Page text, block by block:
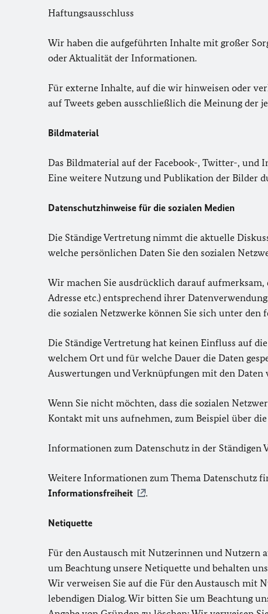
Haftungsausschluss
Wir haben die aufgeführten Inhalte mit großer
oder Aktualität der Informationen.
Für externe Inhalte, auf die wir hinweisen oder
auf Tweets geben ausschließlich die Meinung
Bildmaterial
Das Bildmaterial auf der Facebook-, Twitter-, und
Eine weitere Nutzung und Publikation der Bilder
Datenschutzhinweise für die sozialen Medien
Die Ständige Vertretung nimmt die aktuelle
welche persönlichen Daten Sie den sozialen
Wir machen Sie ausdrücklich darauf
Adresse etc.) entsprechend ihrer
die sozialen Netzwerke können Sie sich unter
Die Ständige Vertretung hat keinen Einfluss auf
welchem Ort und für welche Dauer die Daten
Auswertungen und Verknüpfungen mit den
Wenn Sie nicht möchten, dass die sozialen
Kontakt mit uns aufnehmen, zum Beispiel über
Informationen zum Datenschutz in der Ständigen
Weitere Informationen zum Thema Datenschutz
Informationsfreiheit
.
Netiquette
Für den Austausch mit Nutzerinnen und Nutzern
um Beachtung unsere Netiquette und behalten
Wir verweisen Sie auf die Für den Austausch mit
lebendigen Dialog. Wir bitten Sie um Beachtung